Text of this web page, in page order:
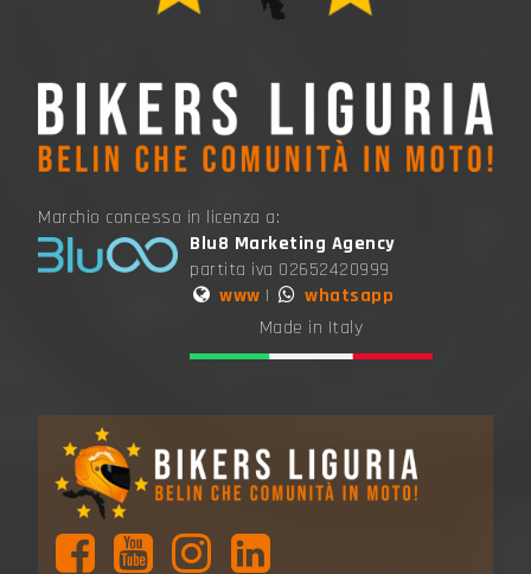
Marchio concesso in licenza a:
Blu8 Marketing Agency
partita iva 02652420999
www |
whatsapp
Made in Italy